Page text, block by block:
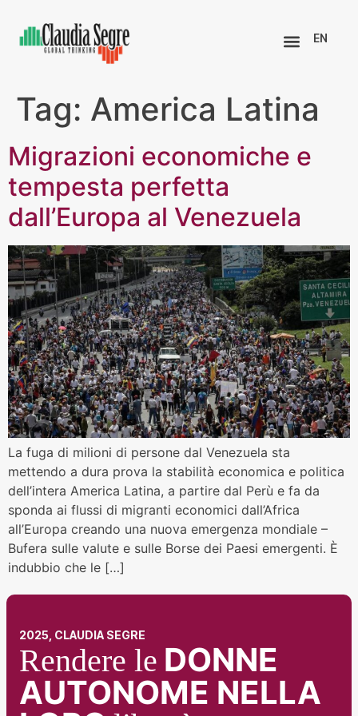
EN
Tag: America Latina
Migrazioni economiche e
tempesta perfetta
dall’Europa al Venezuela
La fuga di milioni di persone dal Venezuela sta
mettendo a dura prova la stabilità economica e politica
dell’intera America Latina, a partire dal Perù e fa da
sponda ai flussi di migranti economici dall’Africa
all’Europa creando una nuova emergenza mondiale –
Bufera sulle valute e sulle Borse dei Paesi emergenti. È
indubbio che le […]
2025, CLAUDIA SEGRE
Rendere le DONNE
AUTONOME NELLA